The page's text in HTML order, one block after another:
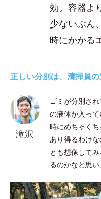
効。容器よ
少ないぶん
時にかかる
正しい分別は、清掃員
滝沢
ゴミが分別さ
の液体が入っ
時にめちゃく
あり得るわけ
とも想像して
るのかなと思い